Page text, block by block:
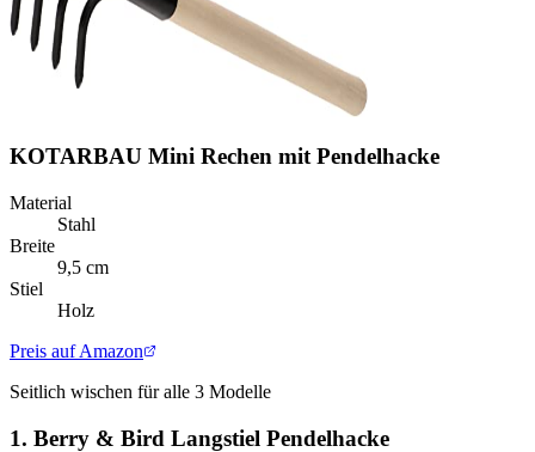
KOTARBAU Mini Rechen mit Pendelhacke
Material
Stahl
Breite
9,5 cm
Stiel
Holz
Preis auf Amazon
Seitlich wischen für alle 3 Modelle
1. Berry & Bird Langstiel Pendelhacke